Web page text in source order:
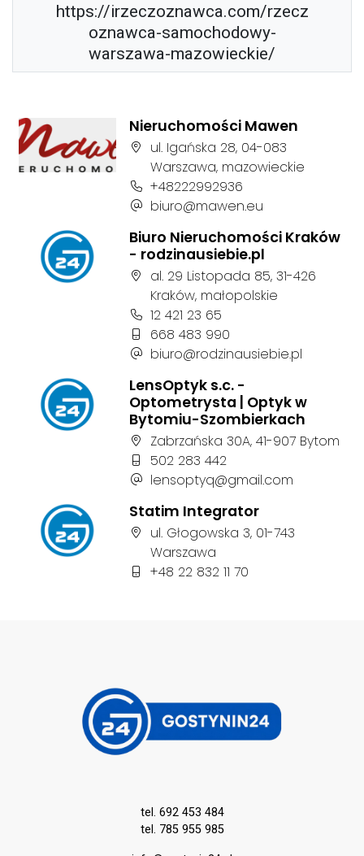
https://irzeczoznawca.com/rzecz
oznawca-samochodowy-
warszawa-mazowieckie/
Nieruchomości Mawen
Adres firmy:
ul. Igańska 28, 04-083
Warszawa, mazowieckie
Numer telefonu firmy:
+48222992936
Adres e-mail firmy:
biuro@mawen.eu
Biuro Nieruchomości Kraków
- rodzinausiebie.pl
Adres firmy:
al. 29 Listopada 85, 31-426
Kraków, małopolskie
Numer telefonu firmy:
12 421 23 65
Numer telefonu firmy:
668 483 990
Adres e-mail firmy:
biuro@rodzinausiebie.pl
LensOptyk s.c. -
Optometrysta | Optyk w
Bytomiu-Szombierkach
Adres firmy:
Zabrzańska 30A, 41-907 Bytom
Numer telefonu firmy:
502 283 442
Adres e-mail firmy:
lensoptyq@gmail.com
Statim Integrator
Adres firmy:
ul. Głogowska 3, 01-743
Warszawa
Numer telefonu firmy:
+48 22 832 11 70
tel. 692 453 484
tel. 785 955 985